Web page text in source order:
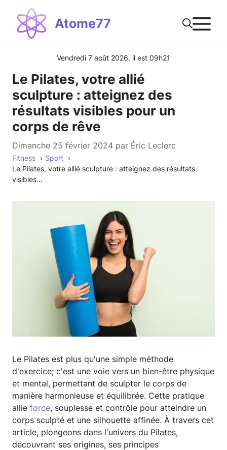
contenu
Atome77
Vendredi 7 août 2026, il est 09h21
Le Pilates, votre allié
sculpture : atteignez des
résultats visibles pour un
corps de rêve
dimanche 25 février 2024 par Éric Leclerc
Fitness
Sport
Le Pilates, votre allié sculpture : atteignez des résultats
visibles...
Le Pilates est plus qu'une simple méthode
d'exercice; c'est une voie vers un bien-être physique
et mental, permettant de sculpter le corps de
manière harmonieuse et équilibrée. Cette pratique
allie force, souplesse et contrôle pour atteindre un
corps sculpté et une silhouette affinée. À travers cet
article, plongeons dans l'univers du Pilates,
découvrant ses origines, ses principes